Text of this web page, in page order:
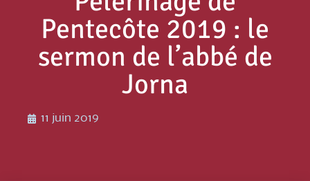
Pentecôte 2019 : le
sermon de l’abbé de
Jorna
11 juin 2019